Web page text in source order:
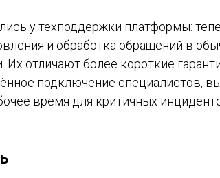
у техподдержки платформы:
и обработка обращений в
отличают более короткие
подключение специалистов,
время для критичных